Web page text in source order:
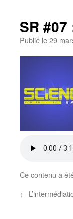
SR
Publié le29
Ce contenu a
←